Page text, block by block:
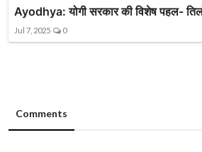
Ayodhya: योगी सरकार की विशेष पहल-
Jul 7, 2025 0
Comments